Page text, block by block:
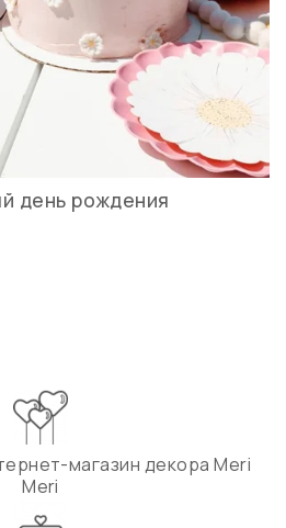
день рождения
магазин декора Meri
Meri